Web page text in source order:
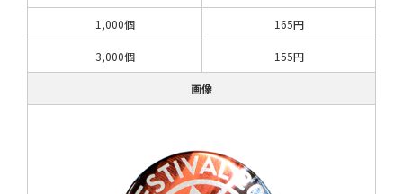
1,000個 165円
3,000個 155円
画像